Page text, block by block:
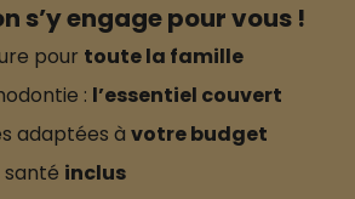
s’y engage pour vous !
pour toute la famille
: l’essentiel couvert
adaptées à votre budget
santé inclus